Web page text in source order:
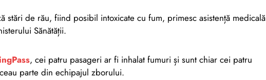
stări de rău, fiind posibil intoxicate cu fum, primesc asistență medicală
Sănătății.
, cei patru pasageri ar fi inhalat fumuri și sunt chiar cei patru
parte din echipajul zborului.